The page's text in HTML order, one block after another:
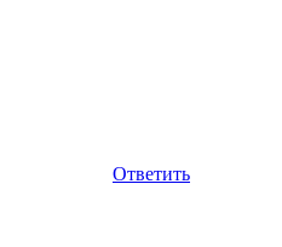
Ответить